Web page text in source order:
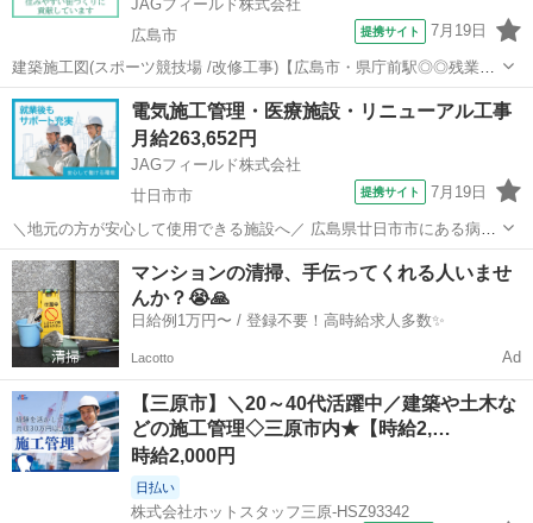
JAGフィールド株式会社
広島市
提携サイト 7月19日
建築施工図(スポーツ競技場 /改修工事)【広島市・県庁前駅◎◎残業
100 支給】 ＜★リモート面談実施中◎土日祝休み★＞スポーツ競技場
の改修工事における施工図です。施工図作成補助・製作図チェック及
び打ち合わせなどをお任...
広島 広島市 その他
電気施工管理・医療施設・リニューアル工事
月給263,652円
JAGフィールド株式会社
廿日市市
提携サイト 7月19日
＼地元の方が安心して使用できる施設へ／ 広島県廿日市市にある病院
施設の改修工事における施工管理業務！ ティーファス／レブロが使え
る方を探しております。 【担当業務】 電気施工管理 〇工程管理/品
質管理/安全管理 ...
広島 廿日市市
マンションの清掃、手伝ってくれる人いませ
んか？😭🙏
日給例1万円〜 / 登録不要！高時給求人多数✨
Lacotto Ad
【三原市】＼20～40代活躍中／建築や土木な
どの施工管理◇三原市内★【時給2,…
時給2,000円
日払い
株式会社ホットスタッフ三原-HSZ93342